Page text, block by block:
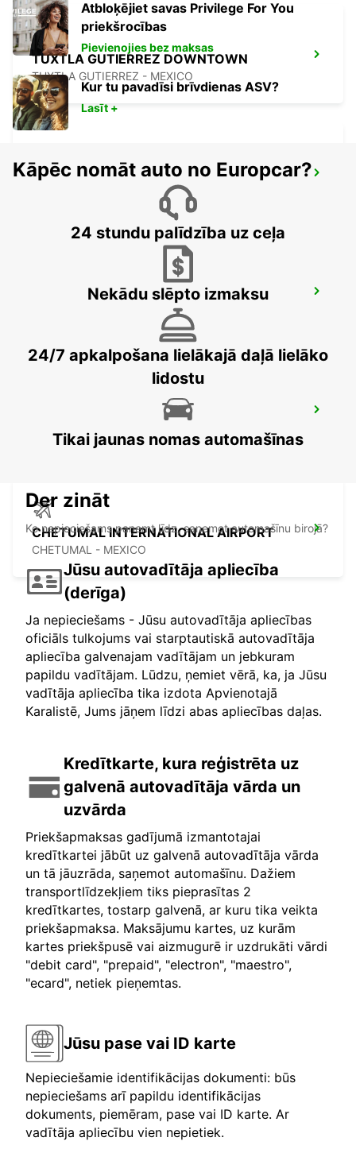
TUXTLA GUTIERREZ DOWNTOWN
TUXTLA GUTIERREZ - MEXICO
VILLAHERMOSA AIRPORT
VILLAHERMOSA - MEXICO
CIUDAD DEL CARMEN INTL AIRPORT
CIUDAD DEL CARMEN - MEXICO
CIUDAD DEL CARMEN DOWNTOWN
CIUDAD DEL CARMEN - MEXICO
CHETUMAL INTERNATIONAL AIRPORT
CHETUMAL - MEXICO
Atbloķējiet savas Privilege For You
priekšrocības
Pievienojies bez maksas
Kur tu pavadīsi brīvdienas ASV?
Lasīt +
Kāpēc nomāt auto no Europcar?
24 stundu palīdzība uz ceļa
Nekādu slēpto izmaksu
24/7 apkalpošana lielākajā daļā lielāko
lidostu
Tikai jaunas nomas automašīnas
Der zināt
Ko nepieciešams paņemt līdz, saņemot automašīnu birojā?
Jūsu autovadītāja apliecība
(derīga)
Ja nepieciešams - Jūsu autovadītāja apliecības
oficiāls tulkojums vai starptautiskā autovadītāja
apliecība galvenajam vadītājam un jebkuram
papildu vadītājam. Lūdzu, ņemiet vērā, ka, ja Jūsu
vadītāja apliecība tika izdota Apvienotajā
Karalistē, Jums jāņem līdzi abas apliecības daļas.
Kredītkarte, kura reģistrēta uz
galvenā autovadītāja vārda un
uzvārda
Priekšapmaksas gadījumā izmantotajai
kredītkartei jābūt uz galvenā autovadītāja vārda
un tā jāuzrāda, saņemot automašīnu. Dažiem
transportlīdzekļiem tiks pieprasītas 2
kredītkartes, tostarp galvenā, ar kuru tika veikta
priekšapmaksa. Maksājumu kartes, uz kurām
kartes priekšpusē vai aizmugurē ir uzdrukāti vārdi
"debit card", "prepaid", "electron", "maestro",
"ecard", netiek pieņemtas.
Jūsu pase vai ID karte
Nepieciešamie identifikācijas dokumenti: būs
nepieciešams arī papildu identifikācijas
dokuments, piemēram, pase vai ID karte. Ar
vadītāja apliecību vien nepietiek.